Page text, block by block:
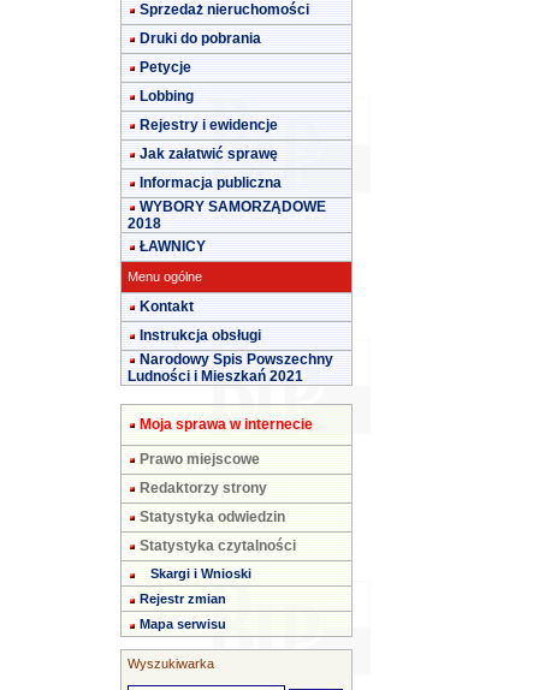
Sprzedaż nieruchomości
Druki do pobrania
Petycje
Lobbing
Rejestry i ewidencje
Jak załatwić sprawę
Informacja publiczna
WYBORY SAMORZĄDOWE
2018
ŁAWNICY
Menu ogólne
Kontakt
Instrukcja obsługi
Narodowy Spis Powszechny
Ludności i Mieszkań 2021
Moja sprawa w internecie
Prawo miejscowe
Redaktorzy strony
Statystyka odwiedzin
Statystyka czytalności
Skargi i Wnioski
Rejestr zmian
Mapa serwisu
Wyszukiwarka